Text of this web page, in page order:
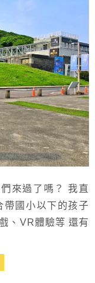
來過了嗎？ 我直
帶國小以下的孩子
、VR體驗等 還有
大飛天掃把和鸚